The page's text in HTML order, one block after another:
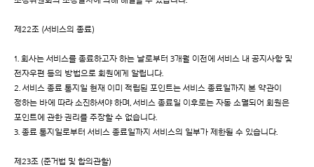
제22조 (서비스의 종료)
1. 회사는 서비스를 종료하고자 하는 날로부터 3개월 이전에 서비스 내 공지사항 및
전자우편 등의 방법으로 회원에게 알립니다.
2. 서비스 종료 통지일 현재 이미 적립된 포인트는 서비스 종료일까지 본 약관이
정하는 바에 따라 소진하셔야 하며, 서비스 종료일 이후로는 자동 소멸되어 회원은
포인트에 관한 권리를 주장할 수 없습니다.
3. 종료 통지일로부터 서비스 종료일까지 서비스의 일부가 제한될 수 있습니다.
제23조 (준거법 및 합의관할)